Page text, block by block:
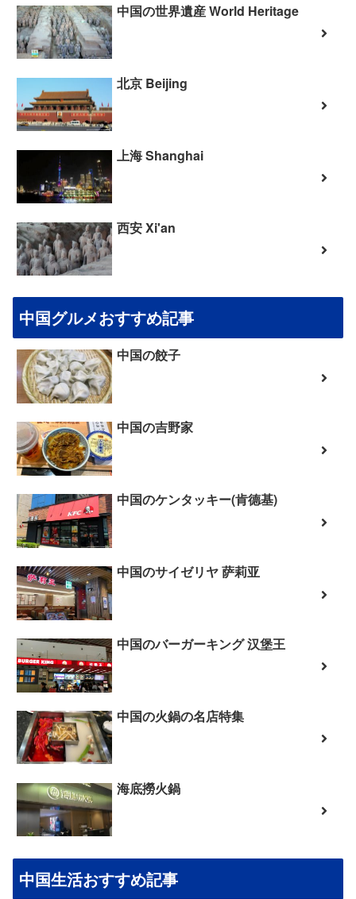
中国の世界遺産 World Heritage
北京 Beijing
上海 Shanghai
西安 Xi'an
中国グルメおすすめ記事
中国の餃子
中国の吉野家
中国のケンタッキー(肯德基)
中国のサイゼリヤ 萨莉亚
中国のバーガーキング 汉堡王
中国の火鍋の名店特集
海底撈火鍋
中国生活おすすめ記事